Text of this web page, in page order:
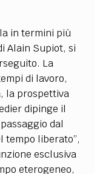
in termini più
Alain Supiot, si
La
di lavoro,
la prospettiva
dipinge il
dal
tempo liberato”,
esclusiva
eterogeneo,